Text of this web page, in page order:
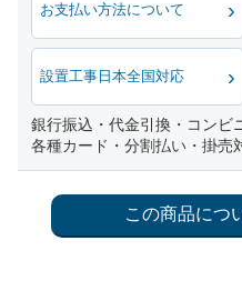
お支払い方法について
設置工事日本全国対応
銀行振込・代金引換・コンビ
各種カード・分割払い・掛売